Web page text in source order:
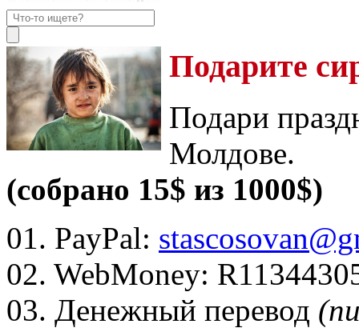
Подарите
Подари
Молдове.
(собрано 15$ из 1000$)
01. PayPal:
02. WebMoney:
03. Денежный перевод